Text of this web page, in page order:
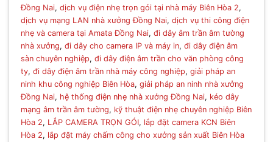
Đồng Nai,dịch vụ điện nhẹ trọn gói tại nhà máy Biên Hòa 2,
dịch vụ mạng LAN nhà xưởng Đồng Nai,dịch vụ thi công điện
nhẹ và camera tại Amata Đồng Nai,đi dây âm trần âm tường
nhà xưởng,đi dây cho camera IP và máy in,đi dây điện âm
sàn chuyên nghiệp,đi dây điện âm trần cho văn phòng công
ty,đi dây điện âm trần nhà máy công nghiệp,giải pháp an
ninh khu công nghiệp Biên Hòa,giải pháp an ninh nhà xưởng
Đồng Nai, hệ thống điện nhẹ nhà xưởng Đồng Nai, kéo dây
mạng âm trần âm tường, kỹ thuật điện nhẹ chuyên nghiệp Biên
Hòa 2, LẮP CAMERA TRỌN GÓI, lắp đặt camera KCN Biên
Hòa 2, lắp đặt máy chấm công cho xưởng sản xuất Biên Hòa